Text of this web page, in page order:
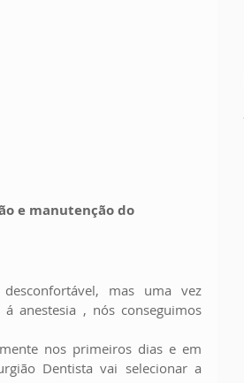
e manutenção do
mas uma vez
anestesia , nós conseguimos
nos primeiros dias e em
Dentista vai selecionar a